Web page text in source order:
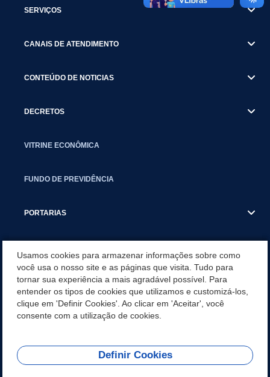
SERVIÇOS
CANAIS DE ATENDIMENTO
CONTEÚDO DE NOTICIAS
DECRETOS
VITRINE ECONÔMICA
FUNDO DE PREVIDÊNCIA
PORTARIAS
CONCURSO/PSS/CONVOCAÇÃO
INCENTIVOS PÚBLICOS À PROJETOS CULTURAIS - INÁCIO
MARTINS PR
REDES SOCIAIS
Usamos cookies para armazenar informações sobre como
você usa o nosso site e as páginas que visita. Tudo para
tornar sua experiência a mais agradável possível. Para
entender os tipos de cookies que utilizamos e customizá-los,
clique em 'Definir Cookies'. Ao clicar em 'Aceitar', você
consente com a utilização de cookies.
Definir Cookies